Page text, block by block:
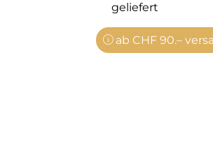
geliefert
ab CHF 90.–